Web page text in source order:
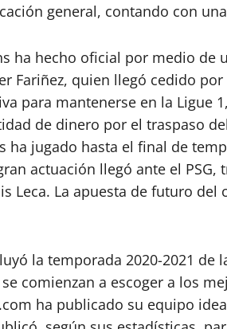
general, contando con
ha hecho oficial por medio de
Fariñez, quien llegó cedido
para mantenerse en la Ligue
de dinero por el traspaso
ha jugado hasta el final de
actuación llegó ante el
Leca. La apuesta de futuro del
la temporada 2020-2021 de
comienzan a escoger a los
ha publicado su equipo